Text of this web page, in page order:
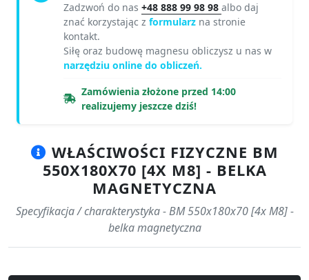
Zadzwoń do nas +48 888 99 98 98 albo daj
znać korzystając z formularz na stronie
kontakt.
Siłę oraz budowę magnesu obliczysz u nas w
narzędziu online do obliczeń.
Zamówienia złożone przed 14:00
realizujemy jeszcze dziś!
WŁAŚCIWOŚCI FIZYCZNE BM
550X180X70 [4X M8] - BELKA
MAGNETYCZNA
Specyfikacja / charakterystyka - BM 550x180x70 [4x M8] -
belka magnetyczna